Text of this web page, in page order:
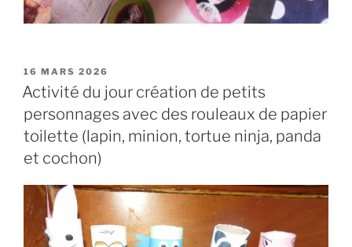
PUBLIÉ
LE
16 MARS 2026
Activité du jour création de petits
personnages avec des rouleaux de papier
toilette (lapin, minion, tortue ninja, panda
et cochon)